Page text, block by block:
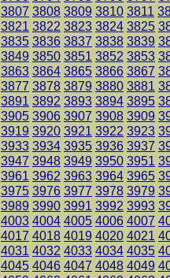
3807 3808 3809 3810 3811
3821 3822 3823 3824 3825
3835 3836 3837 3838 3839
3849 3850 3851 3852 3853
3863 3864 3865 3866 3867
3877 3878 3879 3880 3881
3891 3892 3893 3894 3895
3905 3906 3907 3908 3909
3919 3920 3921 3922 3923
3933 3934 3935 3936 3937
3947 3948 3949 3950 3951
3961 3962 3963 3964 3965
3975 3976 3977 3978 3979
3989 3990 3991 3992 3993
4003 4004 4005 4006 4007
4017 4018 4019 4020 4021
4031 4032 4033 4034 4035
4045 4046 4047 4048 4049